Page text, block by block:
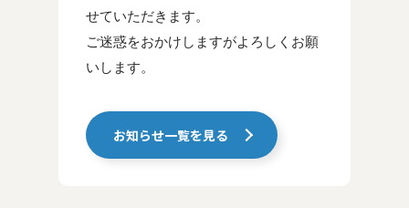
せていただきます。
ご迷惑をおかけしますがよろしくお願
いします。
お知らせ一覧を見る